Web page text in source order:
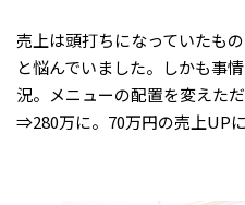
売上は頭打ちになっていたも
と悩んでいました。しかも事
況。メニューの配置を変えた
⇒280万に。70万円の売上UP